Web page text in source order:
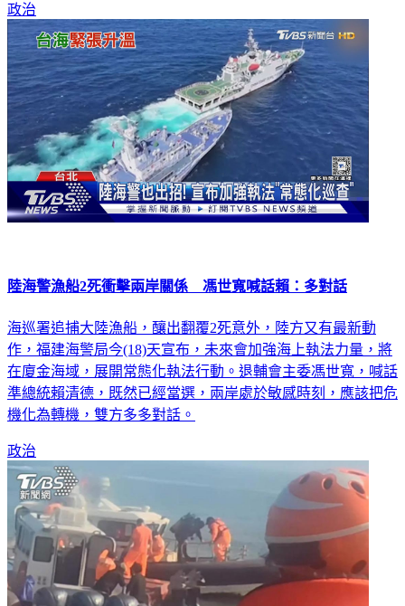
政治
陸海警漁船2死衝擊兩岸關係 馮世寬喊話賴：多對話
海巡署追捕大陸漁船，釀出翻覆2死意外，陸方又有最新動
作，福建海警局今(18)天宣布，未來會加強海上執法力量，將
在廈金海域，展開常態化執法行動。退輔會主委馮世寬，喊話
準總統賴清德，既然已經當選，兩岸處於敏感時刻，應該把危
機化為轉機，雙方多多對話。
政治